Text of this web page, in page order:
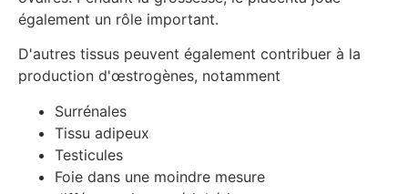
également un rôle important.
D'autres tissus peuvent également contribuer à la
production d'œstrogènes, notamment
Surrénales
Tissu adipeux
Testicules
Foie dans une moindre mesure